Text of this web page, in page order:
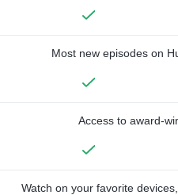
Most new episodes on
Access to award-
Watch on your favorite